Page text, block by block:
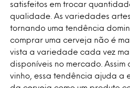
satisfeitos em trocar
qualidade. As variedades
tornando uma tendência
comprar uma cerveja não é
vista a variedade cada vez
disponíveis no mercado. Assim
vinho, essa tendência ajuda a